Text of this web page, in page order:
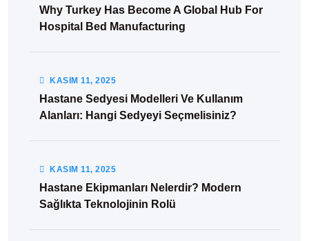
Why Turkey Has Become A Global Hub For
Hospital Bed Manufacturing
KASIM11, 2025
Hastane Sedyesi Modelleri Ve Kullanım
Alanları: Hangi Sedyeyi Seçmelisiniz?
KASIM11, 2025
Hastane Ekipmanları Nelerdir? Modern
Sağlıkta Teknolojinin Rolü